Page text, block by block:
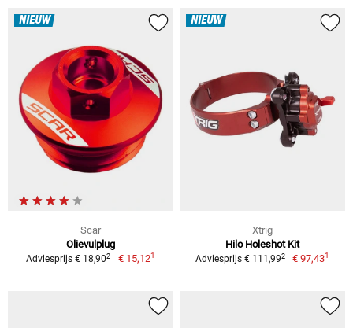
NIEUW
Scar
Olievulplug
Adviesprijs € 18,902 € 15,121
NIEUW
Xtrig
Hilo Holeshot Kit
Adviesprijs € 111,992 € 97,431